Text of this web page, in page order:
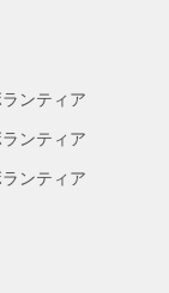
ンティア
ンティア
ンティア